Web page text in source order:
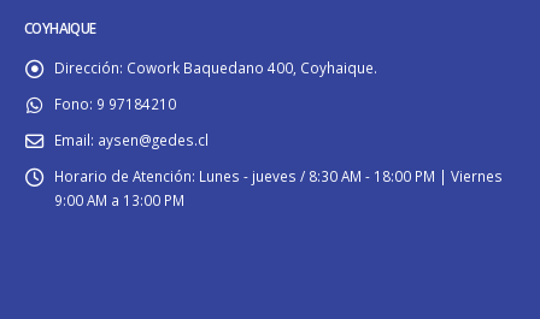
COYHAIQUE
Dirección: Cowork Baquedano 400, Coyhaique.
Fono: 9 97184210
Email: aysen@gedes.cl
Horario de Atención: Lunes - jueves / 8:30 AM - 18:00 PM | Viernes
9:00 AM a 13:00 PM